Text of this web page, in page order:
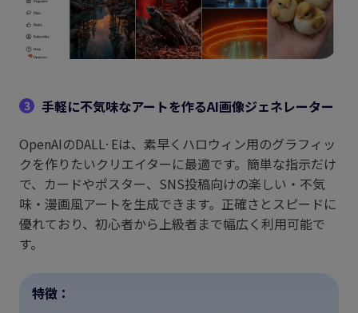
3
手軽に不気味なアートを作るAI画像ジェネレーター
OpenAIのDALL·Eは、素早くハロウィン用のグラフィッ
クを作りたいクリエイターに最適です。簡単な指示だけ
で、カードやポスター、SNS投稿向けの楽しい・不気
味・漫画風アートを生成できます。正確さとスピードに
優れており、初心者から上級者まで幅広く利用可能で
す。
特徴：